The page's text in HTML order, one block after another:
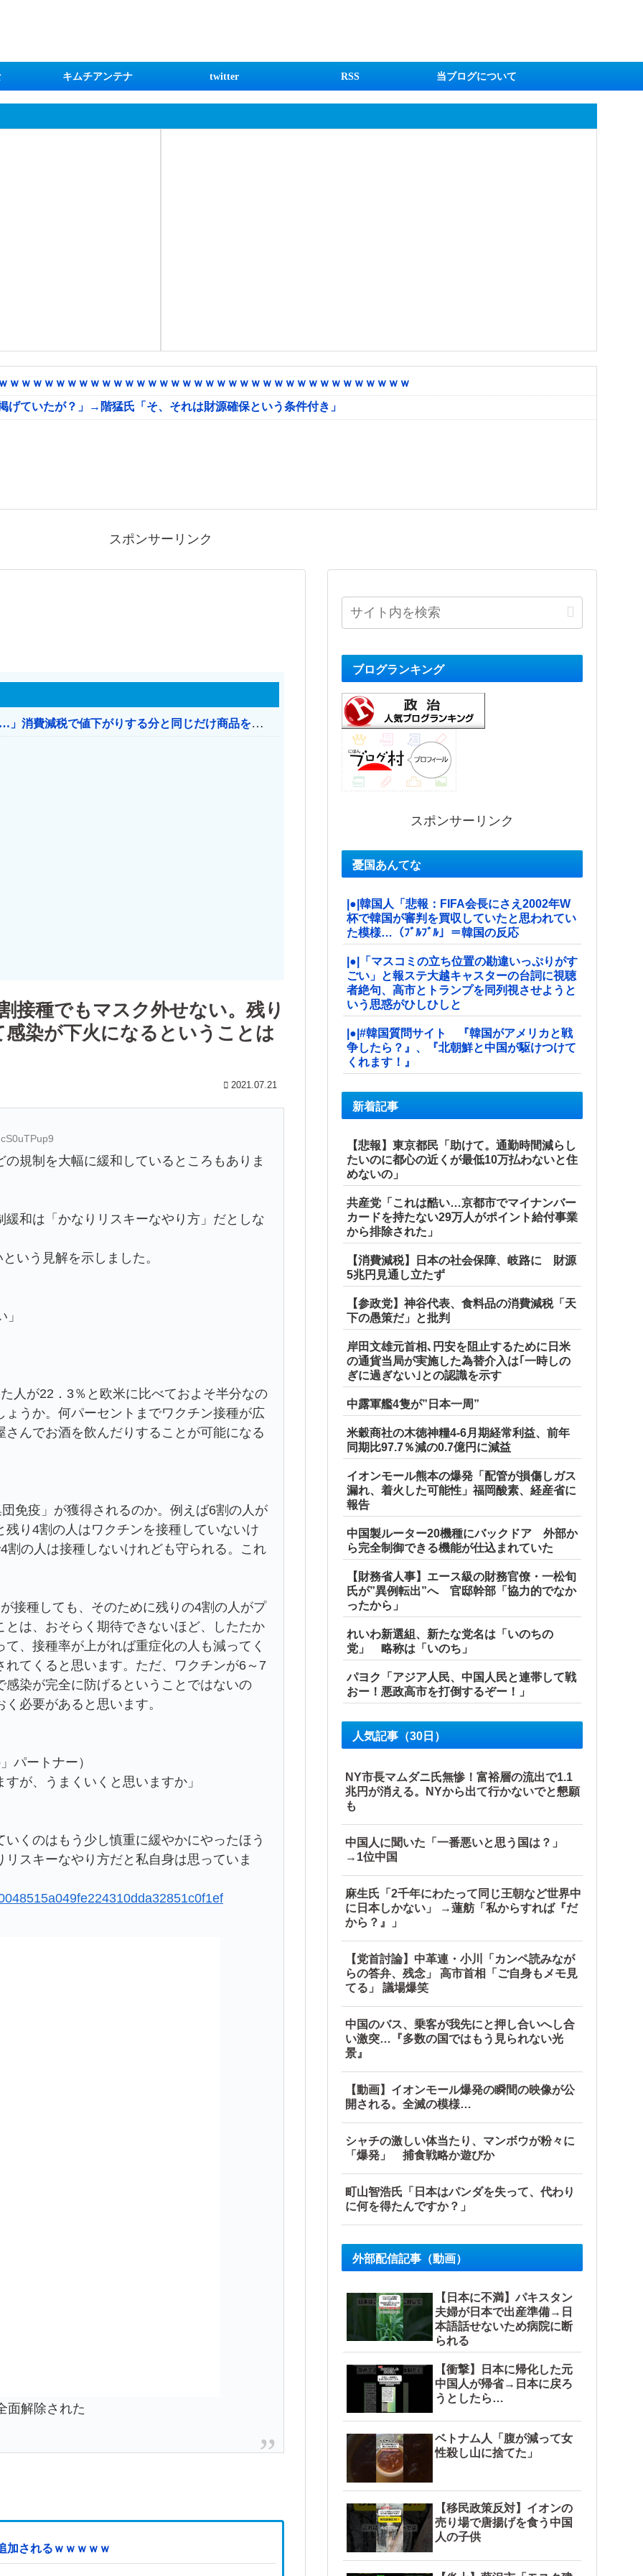
キムチアンテナ twitter RSS 当ブログについて
ｗｗｗｗｗｗｗｗｗｗｗｗｗｗｗｗｗｗｗｗｗｗｗｗｗｗｗｗｗｗｗｗｗｗ
ていたが？」→階猛氏「そ、それは財源確保という条件付き」
スポンサーリンク
【消費税率1％】 「下げるのが筋なんですけど…」消費減税で値下がりする分と同じだけ商品を値上げして店頭価格を変えない店も
接種でもマスク外せない。残り
染が下火になるということは
2021.07.21
規制を大幅に緩和しているところもありま
和は「かなりリスキーなやり方」だとしな
いう見解を示しました。
人が22．3％と欧米に比べておよそ半分なの
うか。何パーセントまでワクチン接種が広
んでお酒を飲んだりすることが可能になる
免疫」が獲得されるのか。例えば6割の人が
り4割の人はワクチンを接種していないけ
の人は接種しないけれども守られる。これ
接種しても、そのために残りの4割の人がプ
は、おそらく期待できないほど、したたか
、接種率が上がれば重症化の人も減ってく
てくると思います。ただ、ワクチンが6～7
染が完全に防げるということではないの
必要があると思います。
パートナー）
が、うまくいくと思いますか」
くのはもう少し慎重に緩やかにやったほう
スキーなやり方だと私自身は思っていま
面解除された
加されるｗｗｗｗｗ
ブログランキング
スポンサーリンク
憂国あんてな
|●|韓国人「悲報：FIFA会長にさえ2002年W
杯で韓国が審判を買収していたと思われてい
た模様…（ﾌﾞﾙﾌﾞﾙ」＝韓国の反応
|●|「マスコミの立ち位置の勘違いっぷりがす
ごい」と報ステ大越キャスターの台詞に視聴
者絶句、高市とトランプを同列視させようと
いう思惑がひしひしと
|●|#韓国質問サイト 『韓国がアメリカと戦
争したら？』、『北朝鮮と中国が駆けつけて
くれます！』
新着記事
【悲報】東京都民「助けて。通勤時間減らし
たいのに都心の近くが最低10万払わないと住
めないの」
共産党「これは酷い…京都市でマイナンバー
カードを持たない29万人がポイント給付事業
から排除された」
【消費減税】日本の社会保障、岐路に 財源
5兆円見通し立たず
【参政党】神谷代表、食料品の消費減税「天
下の愚策だ」と批判
岸田文雄元首相､円安を阻止するために日米
の通貨当局が実施した為替介入は｢一時しの
ぎに過ぎない｣との認識を示す
中露軍艦4隻が”日本一周”
米穀商社の木徳神糧4-6月期経常利益、前年
同期比97.7％減の0.7億円に減益
イオンモール熊本の爆発「配管が損傷しガス
漏れ、着火した可能性」福岡酸素、経産省に
報告
中国製ルーター20機種にバックドア 外部か
ら完全制御できる機能が仕込まれていた
【財務省人事】エース級の財務官僚・一松旬
氏が”異例転出”へ 官邸幹部「協力的でなか
ったから」
れいわ新選組、新たな党名は「いのちの
党」 略称は「いのち」
パヨク「アジア人民、中国人民と連帯して戦
おー！悪政高市を打倒するぞー！」
人気記事（30日）
NY市長マムダニ氏無惨！富裕層の流出で1.1
兆円が消える。NYから出て行かないでと懇願
も
中国人に聞いた「一番悪いと思う国は？」
→1位中国
麻生氏「2千年にわたって同じ王朝など世界中
に日本しかない」 →蓮舫「私からすれば『だ
から？』」
【党首討論】中革連・小川「カンペ読みなが
らの答弁、残念」 高市首相「ご自身もメモ見
てる」 議場爆笑
中国のバス、乗客が我先にと押し合いへし合
い激突…『多数の国ではもう見られない光
景』
【動画】イオンモール爆発の瞬間の映像が公
開される。全滅の模様…
シャチの激しい体当たり、マンボウが粉々に
「爆発」 捕食戦略か遊びか
町山智浩氏「日本はパンダを失って、代わり
に何を得たんですか？」
外部配信記事（動画）
【日本に不満】パキスタン
夫婦が日本で出産準備→日
本語話せないため病院に断
られる
【衝撃】日本に帰化した元
中国人が帰省→日本に戻ろ
うとしたら…
ベトナム人「腹が減って女
性殺し山に捨てた」
【移民政策反対】イオンの
売り場で唐揚げを食う中国
人の子供